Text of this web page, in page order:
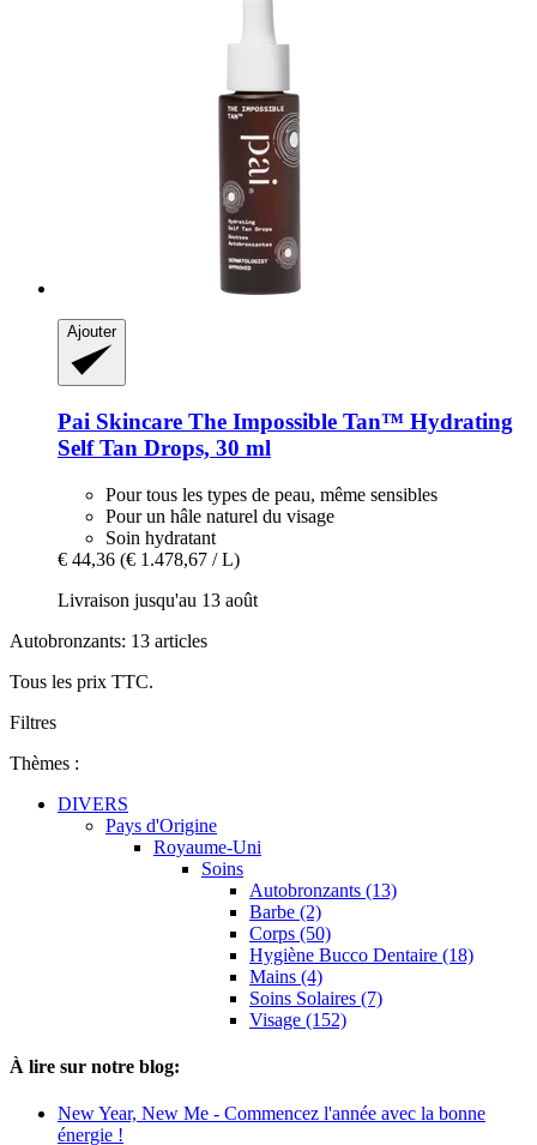
Ajouter
Pai Skincare The Impossible Tan™ Hydrating
Self Tan Drops, 30 ml
Pour tous les types de peau, même sensibles
Pour un hâle naturel du visage
Soin hydratant
€ 44,36 (€ 1.478,67 / L)
Livraison jusqu'au 13 août
Autobronzants: 13 articles
Tous les prix TTC.
Filtres
Thèmes :
DIVERS
Pays d'Origine
Royaume-Uni
Soins
Autobronzants (13)
Barbe (2)
Corps (50)
Hygiène Bucco Dentaire (18)
Mains (4)
Soins Solaires (7)
Visage (152)
À lire sur notre blog:
New Year, New Me - Commencez l'année avec la bonne
énergie !